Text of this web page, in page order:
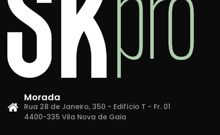
Morada
Rua 28 de Janeiro, 350 - Edifício T - Fr. 01
4400-335 Vila Nova de Gaia